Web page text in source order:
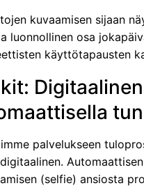
kuvaamisen sijaan
luonnollinen osa
käyttötapausten
palvelukseen
(selfie) ansiosta